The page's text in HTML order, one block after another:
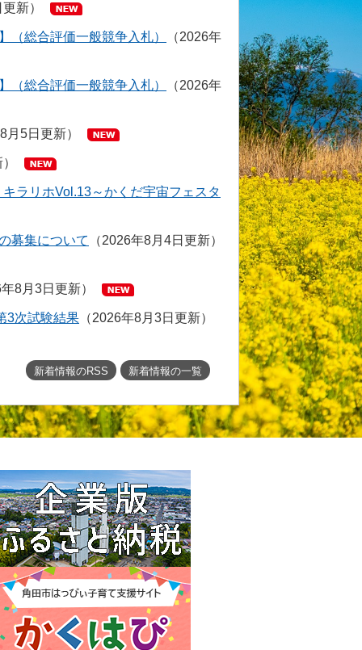
更新
総合評価一般競争入札） 2026年
総合評価一般競争入札） 2026年
月5日更新
ラリホVol.13～かくだ宇宙フェスタ
募集について 2026年8月4日更新
8月3日更新
3次試験結果 2026年8月3日更新
新着情報のRSS 新着情報の一覧